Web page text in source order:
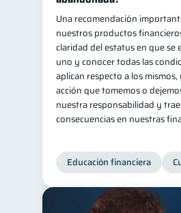
Una recomendación
nuestros productos
claridad del estatus en que se
uno y conocer todas las
aplican respecto a los
acción que tomemos o
nuestra responsabilidad y
consecuencias en nuestras
Educación financiera